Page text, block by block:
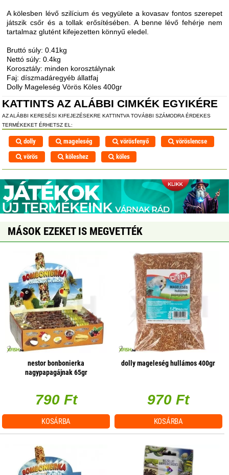
A kölesben lévő szilícium és vegyülete a kovasav fontos szerepet
játszik csőr és a tollak erősítésében. A benne lévő fehérje nem
tartalmaz glutént kifejezetten könnyű eledel.
Bruttó súly: 0.41kg
Nettó súly: 0.4kg
Korosztály: minden korosztálynak
Faj: díszmadáregyéb állatfaj
Dolly Mageleség Vörös Köles 400gr
KATTINTS AZ ALÁBBI CIMKÉK EGYIKÉRE
AZ ALÁBBI KERESÉSI KIFEJEZÉSEKRE KATTINTVA TOVÁBBI SZÁMODRA ÉRDEKES
TERMÉKEKET ÉRHETSZ EL:
dolly mageleség vörösfenyő
vöröslencse
vörös
köleshez köles
MÁSOK EZEKET IS MEGVETTÉK
nestor bonbonierka
nagypapagájnak 65gr
790 Ft
KOSÁRBA
dolly mageleség hullámos 400gr
970 Ft
KOSÁRBA